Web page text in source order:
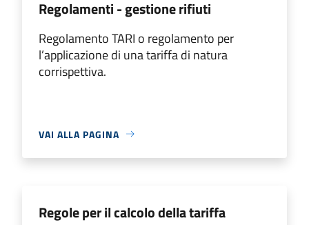
Regolamenti - gestione rifiuti
Regolamento TARI o regolamento per
l’applicazione di una tariffa di natura
corrispettiva.
VAI ALLA PAGINA
Regole per il calcolo della tariffa